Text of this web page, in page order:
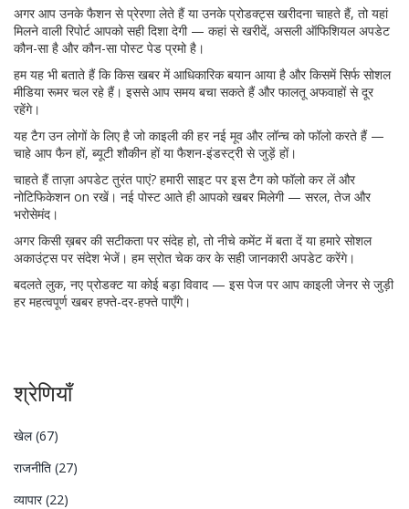
अगर आप उनके फैशन से प्रेरणा लेते हैं या उनके प्रोडक्ट्स खरीदना चाहते हैं, तो यहां
मिलने वाली रिपोर्ट आपको सही दिशा देगी — कहां से खरीदें, असली ऑफिशियल अपडेट
कौन-सा है और कौन-सा पोस्ट पेड प्रमो है।
हम यह भी बताते हैं कि किस खबर में आधिकारिक बयान आया है और किसमें सिर्फ सोशल
मीडिया रूमर चल रहे हैं। इससे आप समय बचा सकते हैं और फालतू अफवाहों से दूर
रहेंगे।
यह टैग उन लोगों के लिए है जो काइली की हर नई मूव और लॉन्च को फॉलो करते हैं —
चाहे आप फैन हों, ब्यूटी शौकीन हों या फैशन-इंडस्ट्री से जुड़ें हों।
चाहते हैं ताज़ा अपडेट तुरंत पाएं? हमारी साइट पर इस टैग को फॉलो कर लें और
नोटिफिकेशन on रखें। नई पोस्ट आते ही आपको खबर मिलेगी — सरल, तेज और
भरोसेमंद।
अगर किसी ख़बर की सटीकता पर संदेह हो, तो नीचे कमेंट में बता दें या हमारे सोशल
अकाउंट्स पर संदेश भेजें। हम स्रोत चेक कर के सही जानकारी अपडेट करेंगे।
बदलते लुक, नए प्रोडक्ट या कोई बड़ा विवाद — इस पेज पर आप काइली जेनर से जुड़ी
हर महत्वपूर्ण खबर हफ्ते-दर-हफ्ते पाएँगे।
श्रेणियाँ
खेल(67)
राजनीति (27)
व्यापार(22)